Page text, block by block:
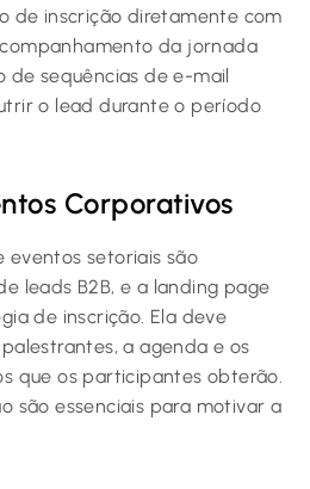
de inscrição diretamente com
da jornada
de sequências de e-mail
o lead durante o período
Corporativos
eventos setoriais são
leads B2B, e a landing page
de inscrição. Ela deve
a agenda e os
que os participantes obterão.
são essenciais para motivar a